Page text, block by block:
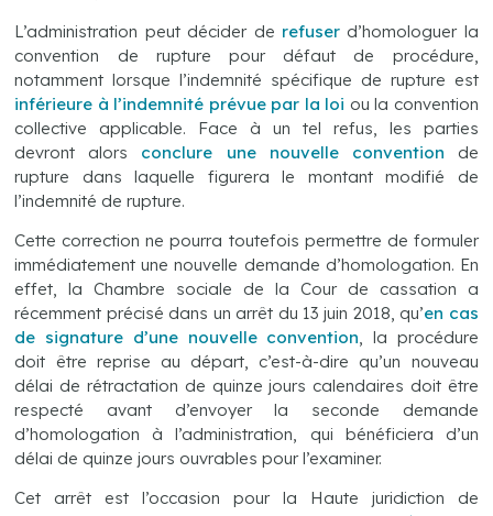
L’administration peut décider de refuserd’homologuer la
convention de rupture pour défaut de procédure,
notamment lorsque l’indemnité spécifique de rupture est
inférieure à l’indemnité prévue par la loi ou la convention
collective applicable. Face à un tel refus, les parties
devront alors conclure une nouvelle convention
de
rupture dans laquelle figurera le montant modifié de
l’indemnité de rupture.
Cette correction ne pourra toutefois permettre de formuler
immédiatement une nouvelle demande d’homologation. En
effet, la Chambre sociale de la Cour de cassation a
récemment précisé dans un arrêt du 13 juin 2018, qu’en cas
de signature d’une nouvelleconvention, la procédure
doit être reprise au départ, c’est-à-dire qu’un nouveau
délai de rétractation de quinze jours calendaires doit être
respecté avant d’envoyer la seconde demande
d’homologation à l’administration, qui bénéficiera d’un
délai de quinze jours ouvrables pour l’examiner.
Cet arrêt est l’occasion pour la Haute juridiction de